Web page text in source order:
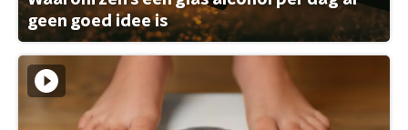
geen goed idee is